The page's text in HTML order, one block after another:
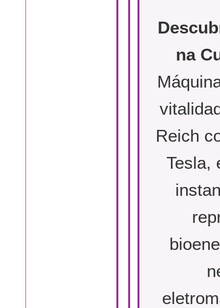
na
Reich
Tesla,